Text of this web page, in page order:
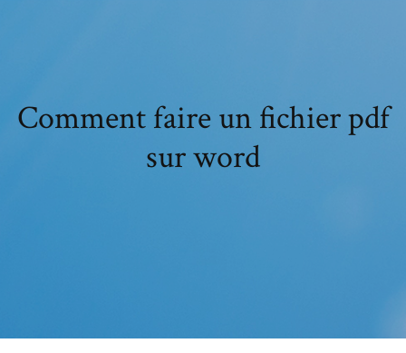
Comment faire un fichier pdf
sur word